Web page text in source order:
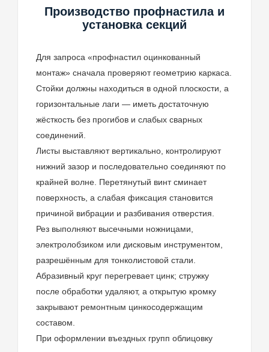
Производство профнастила и
установка секций
Для запроса «профнастил оцинкованный
монтаж» сначала проверяют геометрию каркаса.
Стойки должны находиться в одной плоскости, а
горизонтальные лаги — иметь достаточную
жёсткость без прогибов и слабых сварных
соединений.
Листы выставляют вертикально, контролируют
нижний зазор и последовательно соединяют по
крайней волне. Перетянутый винт сминает
поверхность, а слабая фиксация становится
причиной вибрации и разбивания отверстия.
Рез выполняют высечными ножницами,
электролобзиком или дисковым инструментом,
разрешённым для тонколистовой стали.
Абразивный круг перегревает цинк; стружку
после обработки удаляют, а открытую кромку
закрывают ремонтным цинкосодержащим
составом.
При оформлении въездных групп облицовку